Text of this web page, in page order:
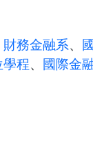
財務金融系、
學程、 國際金